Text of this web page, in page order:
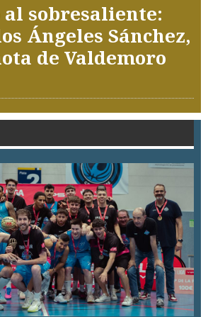
sobresaliente:
Ángeles Sánchez,
de Valdemoro